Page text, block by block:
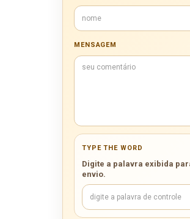
MENSAGEM
TYPE THE WORD
Digite a palavra exibida
envio.